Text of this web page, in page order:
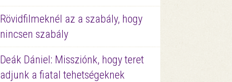
Rövidfilmeknél az a szabály, hogy
nincsen szabály
Deák Dániel: Missziónk, hogy teret
adjunk a fiatal tehetségeknek